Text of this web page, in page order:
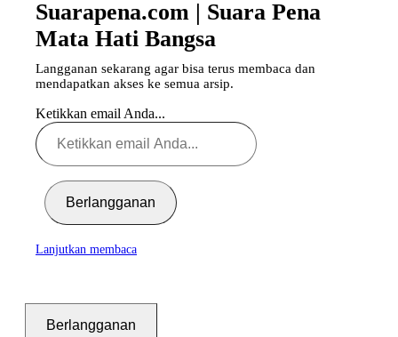
Suarapena.com | Suara Pena
Mata Hati Bangsa
Langganan sekarang agar bisa terus membaca dan
mendapatkan akses ke semua arsip.
Ketikkan email Anda...
Berlangganan
Lanjutkan membaca
Berlangganan